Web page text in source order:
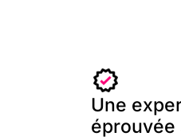
Une
éprouvée